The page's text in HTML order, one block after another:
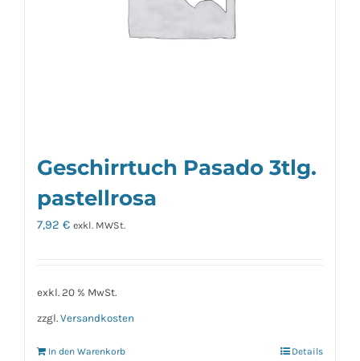
Geschirrtuch Pasado 3tlg.
pastellrosa
7,92 € exkl. MWSt.
exkl. 20 % MwSt.
zzgl. Versandkosten
In den Warenkorb Details